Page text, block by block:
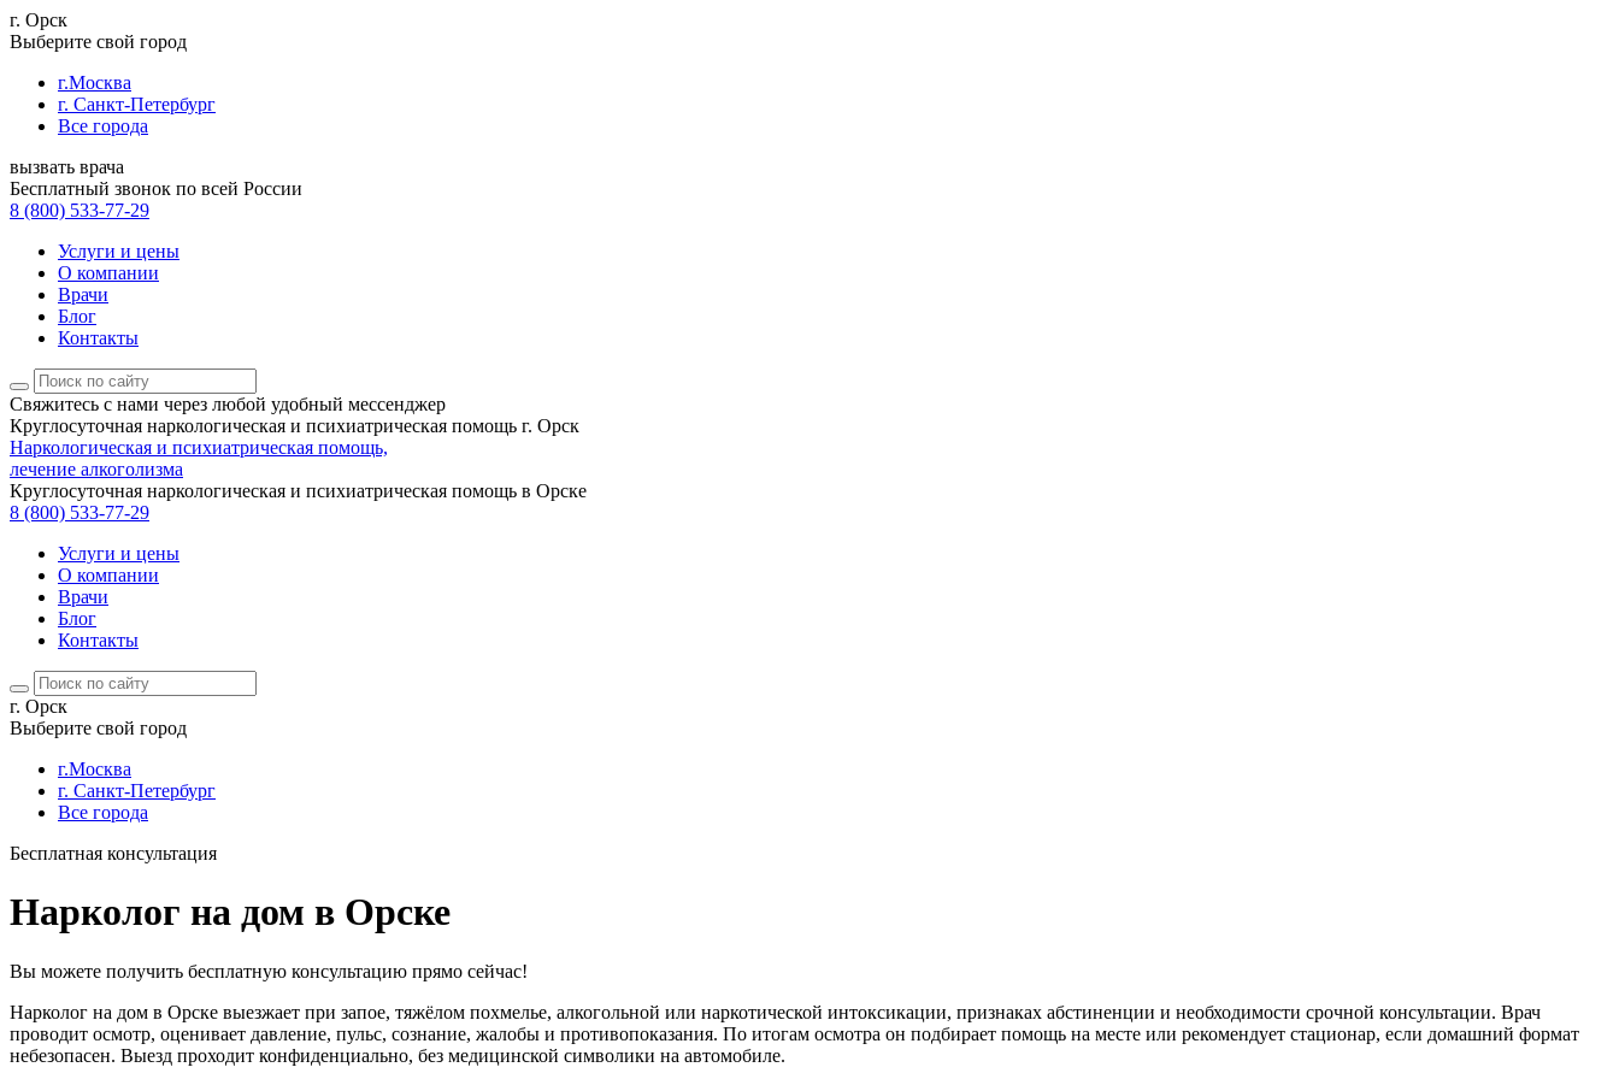
г. Орск
Выберите свой город
г.Москва
г. Санкт-Петербург
Все города
вызвать врача
Бесплатный звонок по всей России
8 (800) 533-77-29
Услуги и цены
О компании
Врачи
Блог
Контакты
Свяжитесь с нами через любой удобный мессенджер
Круглосуточная наркологическая и психиатрическая помощь г. Орск
Наркологическая и психиатрическая помощь,
лечение алкоголизма
Круглосуточная наркологическая и психиатрическая помощь в Орске
8 (800) 533-77-29
Услуги и цены
О компании
Врачи
Блог
Контакты
г. Орск
Выберите свой город
г.Москва
г. Санкт-Петербург
Все города
Бесплатная консультация
Нарколог на дом в Орске
Вы можете получить бесплатную консультацию прямо сейчас!
Нарколог на дом в Орске выезжает при запое, тяжёлом похмелье, алкогольной или наркотической интоксикации, признаках абстиненции и необходимости срочной консультации. Врач
проводит осмотр, оценивает давление, пульс, сознание, жалобы и противопоказания. По итогам осмотра он подбирает помощь на месте или рекомендует стационар, если домашний формат
небезопасен. Выезд проходит конфиденциально, без медицинской символики на автомобиле.